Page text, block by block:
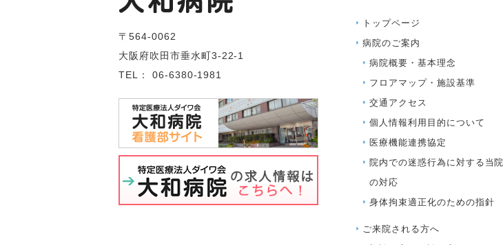
〒564-0062
大阪府吹田市垂水町3-22-1
TEL： 06-6380-1981
トップページ
病院のご案内
病院概要・基本理念
フロアマップ・施設基準
交通アクセス
個人情報利用目的について
医療機能連携協定
院内での迷惑行為に対する当院
の対応
身体拘束適正化のための指針
ご来院される方へ